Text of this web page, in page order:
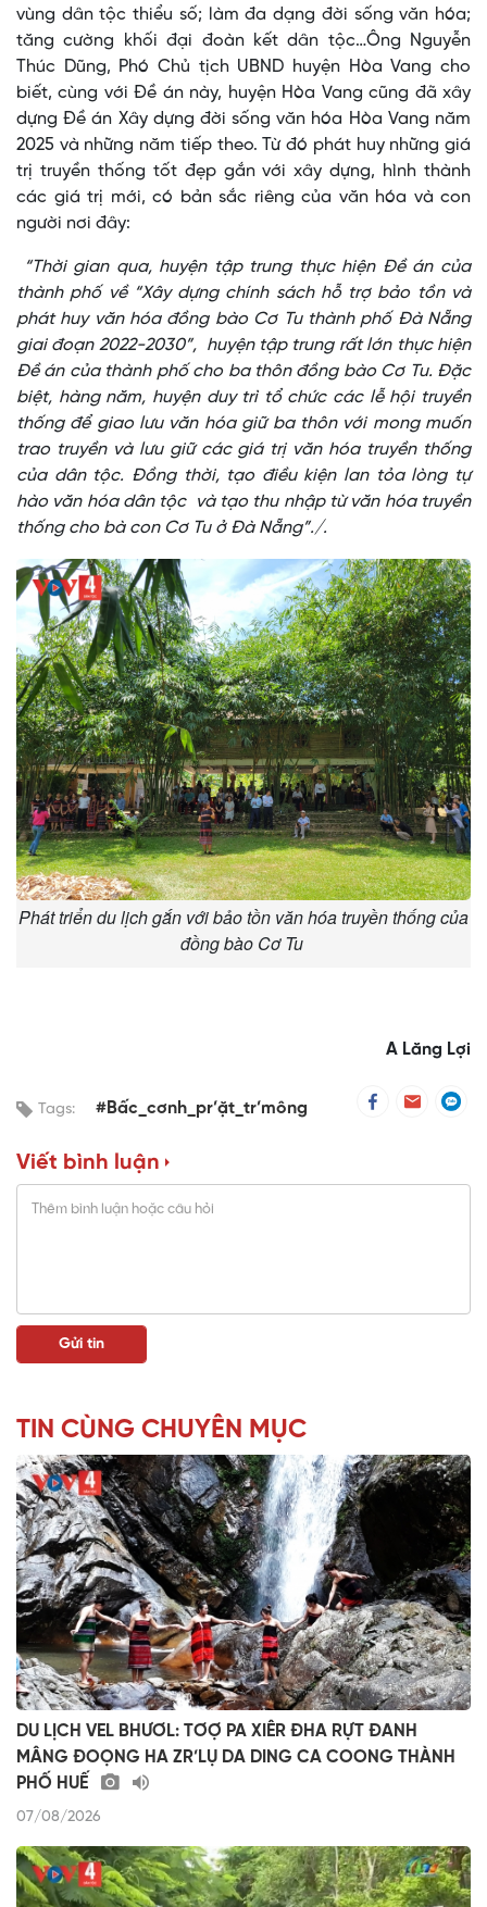
vùng dân tộc thiểu số; làm đa dạng đời sống văn hóa;
tăng cường khối đại đoàn kết dân tộc…Ông Nguyễn
Thúc Dũng, Phó Chủ tịch UBND huyện Hòa Vang cho
biết, cùng với Đề án này, huyện Hòa Vang cũng đã xây
dựng Đề án Xây dựng đời sống văn hóa Hòa Vang năm
2025 và những năm tiếp theo. Từ đó phát huy những giá
trị truyền thống tốt đẹp gắn với xây dựng, hình thành
các giá trị mới, có bản sắc riêng của văn hóa và con
người nơi đây:
“Thời gian qua, huyện tập trung thực hiện Đề án của
thành phố về “Xây dựng chính sách hỗ trợ bảo tồn và
phát huy văn hóa đồng bào Cơ Tu thành phố Đà Nẵng
giai đoạn 2022-2030”, huyện tập trung rất lớn thực hiện
Đề án của thành phố cho ba thôn đồng bào Cơ Tu. Đặc
biệt, hàng năm, huyện duy trì tổ chức các lễ hội truyền
thống để giao lưu văn hóa giữ ba thôn với mong muốn
trao truyền và lưu giữ các giá trị văn hóa truyền thống
của dân tộc. Đồng thời, tạo điều kiện lan tỏa lòng tự
hào văn hóa dân tộc và tạo thu nhập từ văn hóa truyền
thống cho bà con Cơ Tu ở Đà Nẵng”./.
Phát triển du lịch gắn với bảo tồn văn hóa truyền thống của
đồng bào Cơ Tu
A Lăng Lợi
Tags: #Bấc_cơnh_pr’ặt_tr’mông
Viết bình luận
TIN CÙNG CHUYÊN MỤC
DU LỊCH VEL BHƯƠL: TƠỢ PA XIÊR ĐHA RỰT ĐANH
MÂNG ĐOỌNG HA ZR’LỤ DA DING CA COONG THÀNH
PHỐ HUẾ
07/08/2026